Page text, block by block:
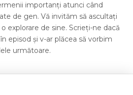
importanți atunci când
de gen. Vă invităm să ascultați
explorare de sine. Scrieți-ne dacă
episod și v-ar plăcea să vorbim
următoare.